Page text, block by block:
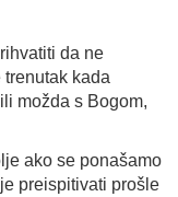
da ne
kada
možda s Bogom,
ako se ponašamo
preispitivati prošle